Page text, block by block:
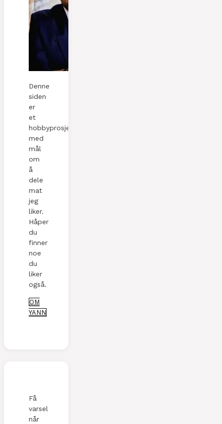
Denne
siden
er
et
hobbyprosjekt
med
mål
om
å
dele
mat
jeg
liker.
Håper
du
finner
noe
du
liker
også.
OM
YANN
Få
varsel
når